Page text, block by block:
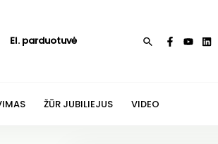
El. parduotuvė Paieška
ŽŪR JUBILIEJUS VIDEO